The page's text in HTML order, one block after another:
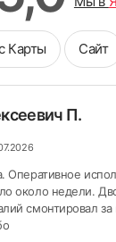
троса в
Карты Сайт
П.
Оперативное
около недели.
смонтировал